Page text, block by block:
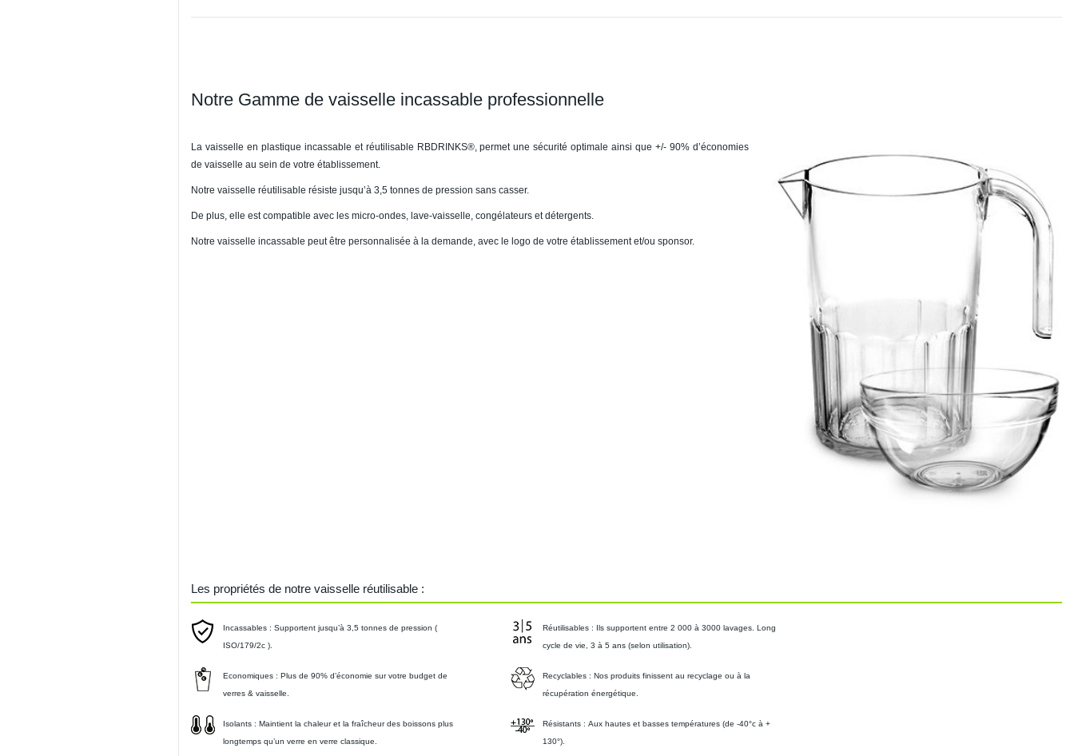
Notre Gamme de vaisselle incassable professionnelle
La vaisselle en plastique incassable et réutilisable RBDRINKS®, permet une sécurité optimale ainsi que +/- 90% d’économies
de vaisselle au sein de votre établissement.
Notre vaisselle réutilisable résiste jusqu’à 3,5 tonnes de pression sans casser.
De plus, elle est compatible avec les micro-ondes, lave-vaisselle, congélateurs et détergents.
Notre vaisselle incassable peut être personnalisée à la demande, avec le logo de votre établissement et/ou sponsor.
Les propriétés de notre vaisselle réutilisable :
Incassables : Supportent jusqu’à 3,5 tonnes de pression (
ISO/179/2c ).
Economiques : Plus de 90% d’économie sur votre budget de
verres & vaisselle.
Isolants : Maintient la chaleur et la fraîcheur des boissons plus
longtemps qu’un verre en verre classique.
Réutilisables : Ils supportent entre 2 000 à 3000 lavages. Long
cycle de vie, 3 à 5 ans (selon utilisation).
Recyclables : Nos produits finissent au recyclage ou à la
récupération énergétique.
Résistants : Aux hautes et basses températures (de -40°c à +
130°).